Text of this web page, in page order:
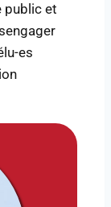
public et
es